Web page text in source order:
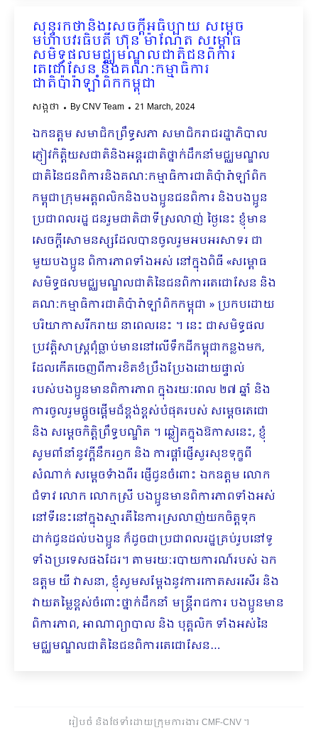
សុន្ទរកថានិងសេចក្ដីអធិប្បាយ សម្ដេច
មហាបវរធិបតី ហ៊ុន​ ម៉ាណែត សម្ពោធ
សមិទ្ធផលមជ្ឈមណ្ឌលជាតិជនពិការ
តេជោសែន និងគណៈកម្មាធិការ
ជាតិប៉ារ៉ាឡាំពិកកម្ពុជា
សង្កថា ByCNV Team 21 March, 2024
ឯកឧត្តម សមាជិកព្រឹទ្ធសភា សមាជិករាជរដ្ឋាភិបាល
ភ្ញៀវកិត្តិយសជាតិនិងអន្តរជាតិថ្នាក់ដឹកនាំមជ្ឈមណ្ឌល
ជាតិនៃជនពិការនិងគណៈកម្មាធិការជាតិប៉ារ៉ាឡាំពិក
កម្ពុជាក្រុមអត្តពលិកនិងបងប្អូនជនពិការ និងបងប្អូន
ប្រជាពលរដ្ឋ ជនរួមជាតិជាទីស្រលាញ់ ថ្ងៃនេះ ខ្ញុំមាន
សេចក្តីសោមនស្សដែលបានចូលរួមអបអរសាទរ ​ជា
មួយបងប្អូន ពិការភាពទាំងអស់ នៅក្នុងពិធី «សម្ពោធ
សមិទ្ធផលមជ្ឈមណ្ឌលជាតិនៃជនពិការតេជោសែន និង
គណៈកម្មាធិការជាតិប៉ារ៉ាឡាំពិកកម្ពុជា » ប្រកបដោយ
បរិយាកាសរីករាយ នាពេលនេះ ។ នេះ ជាសមិទ្ធផល​
ប្រវត្តិសាស្ត្រពុំធ្លាប់មាននៅលើទឹកដីកម្ពុជាកន្លងមក,
ដែលកើតចេញពីការខិតខំប្រឹងប្រែងដោយផ្ទាល់
របស់បងប្អូនមានពិការភាព ក្នុងរយៈពេល ២៧ ឆ្នាំ និង
ការចូលរួមផ្តួចផ្តើមដ៏ខ្ពង់ខ្ពស់បំផុតរបស់ សម្តេចតេជោ
និង សម្តេចកិត្តិព្រឹទ្ធបណ្ឌិត ។ ឆ្លៀតក្នុងឱកាសនេះ, ខ្ញុំ
សូមពាំនាំនូវក្តីនឹករឭក និង ការផ្តាំផ្ញើសួរសុខទុក្ខពី
សំណាក់ សម្តេចទំាងពីរ ផ្ញើជូនចំពោះ ឯកឧត្តម លោក
ជំទាវ លោក លោកស្រី បងប្អូនមានពិការភាពទាំងអស់
នៅទីនេះនៅក្នុងស្មារតីនៃការស្រលាញ់យកចិត្តទុក
ដាក់ជូនដល់បងប្អូន ក៏ដូចជាប្រជាពលរដ្ឋគ្រប់រូបនៅទូ
ទាំងប្រទេសផងដែរ។ តាមរយៈរបាយការណ៍របស់ ឯក
ឧត្តម យី វាសនា, ខ្ញុំសូមសម្តែងនូវការកោតសរសើរ និង
វាយតម្លៃខ្ពស់ចំពោះថ្នាក់ដឹកនាំ មន្ត្រីរាជការ បងប្អូនមាន
ពិការភាព, អាណាព្យាបាល និង បុគ្គលិក ទាំងអស់នៃ
មជ្ឈមណ្ឌលជាតិនៃជនពិការតេជោសែន…
រៀបចំ និងថែទាំដោយក្រុមការងារ CMF-CNV ​។